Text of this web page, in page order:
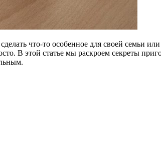
что-то особенное для своей семьи
В этой статье мы раскроем секреты